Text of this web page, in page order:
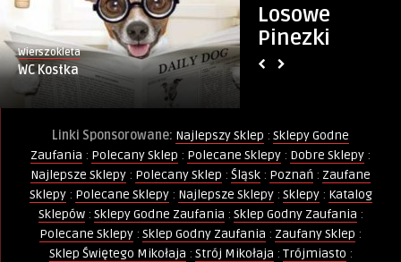
Losowe
Pinezki
Wierszokleta
WC Kostka
Linki Sponsorowane: Najlepszy Sklep : Sklepy Godne
Zaufania : Polecany Sklep : Polecane Sklepy : Dobre Sklepy :
Najlepsze Sklepy : Polecany Sklep : Śląsk : Poznań : Zaufane
Sklepy: Polecane Sklepy: Najlepsze Sklepy: Sklepy: Katalog
Sklepów: Sklepy Godne Zaufania : Sklep Godny Zaufania :
Polecane Sklepy : Sklep Godny Zaufania : Zaufany Sklep :
Sklep Świętego Mikołaja : Strój Mikołaja : Trójmiasto :